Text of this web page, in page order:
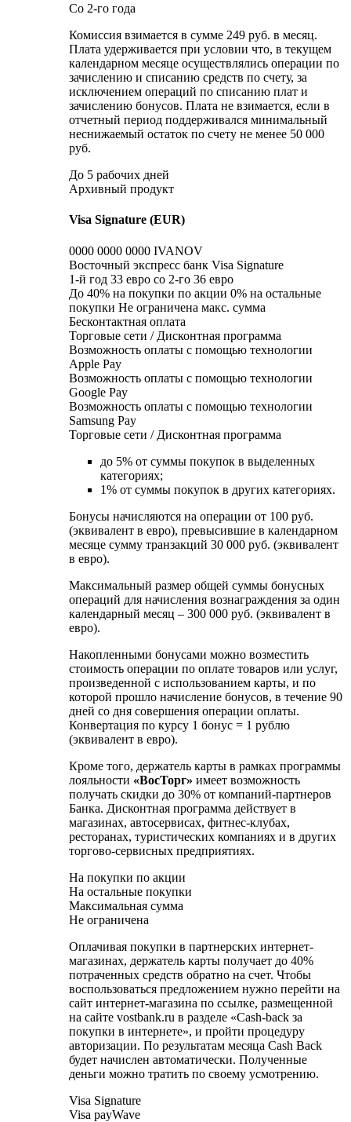
Со 2-го года
Комиссия взимается в сумме 249 руб. в месяц.
Плата удерживается при условии что, в текущем
календарном месяце осуществлялись операции по
зачислению и списанию средств по счету, за
исключением операций по списанию плат и
зачислению бонусов. Плата не взимается, если в
отчетный период поддерживался минимальный
неснижаемый остаток по счету не менее 50 000
руб.
До 5 рабочих дней
Архивный продукт
Visa Signature (EUR)
0000 0000 0000 IVANOV
Восточный экспресс банк Visa Signature
1-й год 33 евро со 2-го 36 евро
До 40% на покупки по акции 0% на остальные
покупки Не ограничена макс. сумма
Бесконтактная оплата
Торговые сети / Дисконтная программа
Возможность оплаты с помощью технологии
Apple Pay
Возможность оплаты с помощью технологии
Google Pay
Возможность оплаты с помощью технологии
Samsung Pay
Торговые сети / Дисконтная программа
до 5% от суммы покупок в выделенных
категориях;
1% от суммы покупок в других категориях.
Бонусы начисляются на операции от 100 руб.
(эквивалент в евро), превысившие в календарном
месяце сумму транзакций 30 000 руб. (эквивалент
в евро).
Максимальный размер общей суммы бонусных
операций для начисления вознаграждения за один
календарный месяц – 300 000 руб. (эквивалент в
евро).
Накопленными бонусами можно возместить
стоимость операции по оплате товаров или услуг,
произведенной с использованием карты, и по
которой прошло начисление бонусов, в течение 90
дней со дня совершения операции оплаты.
Конвертация по курсу 1 бонус = 1 рублю
(эквивалент в евро).
Кроме того, держатель карты в рамках программы
лояльности «ВосТорг» имеет возможность
получать скидки до 30% от компаний-партнеров
Банка. Дисконтная программа действует в
магазинах, автосервисах, фитнес-клубах,
ресторанах, туристических компаниях и в других
торгово-сервисных предприятиях.
На покупки по акции
На остальные покупки
Максимальная сумма
Не ограничена
Оплачивая покупки в партнерских интернет-
магазинах, держатель карты получает до 40%
потраченных средств обратно на счет. Чтобы
воспользоваться предложением нужно перейти на
сайт интернет-магазина по ссылке, размещенной
на сайте vostbank.ru в разделе «Cash-back за
покупки в интернете», и пройти процедуру
авторизации. По результатам месяца Cash Back
будет начислен автоматически. Полученные
деньги можно тратить по своему усмотрению.
Visa Signature
Visa payWave